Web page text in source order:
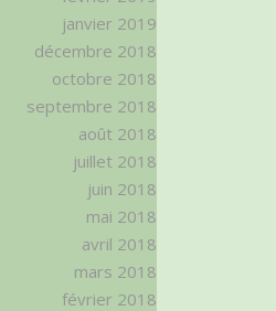
janvier 2019
décembre 2018
octobre 2018
septembre 2018
août 2018
juillet 2018
juin 2018
mai 2018
avril 2018
mars 2018
février 2018